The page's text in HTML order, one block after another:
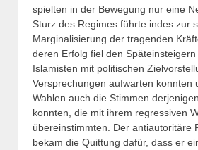
spielten in der Bewegung nur eine
Sturz des Regimes führte indes zur
Marginalisierung der tragenden
deren Erfolg fiel den Späteinsteigern
Islamisten mit politischen
Versprechungen aufwarten konnten
Wahlen auch die Stimmen
konnten, die mit ihrem regressiven
übereinstimmten. Der antiautoritäre
bekam die Quittung dafür, dass er